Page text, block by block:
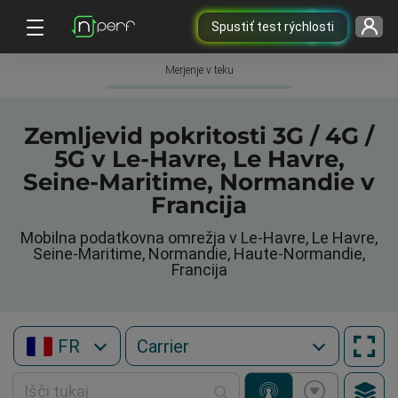
Spustiť test rýchlosti
Merjenje v teku
Zemljevid pokritosti 3G / 4G /
5G v Le-Havre, Le Havre,
Seine-Maritime, Normandie v
Francija
Mobilna podatkovna omrežja v Le-Havre, Le Havre,
Seine-Maritime, Normandie, Haute-Normandie,
Francija
FR